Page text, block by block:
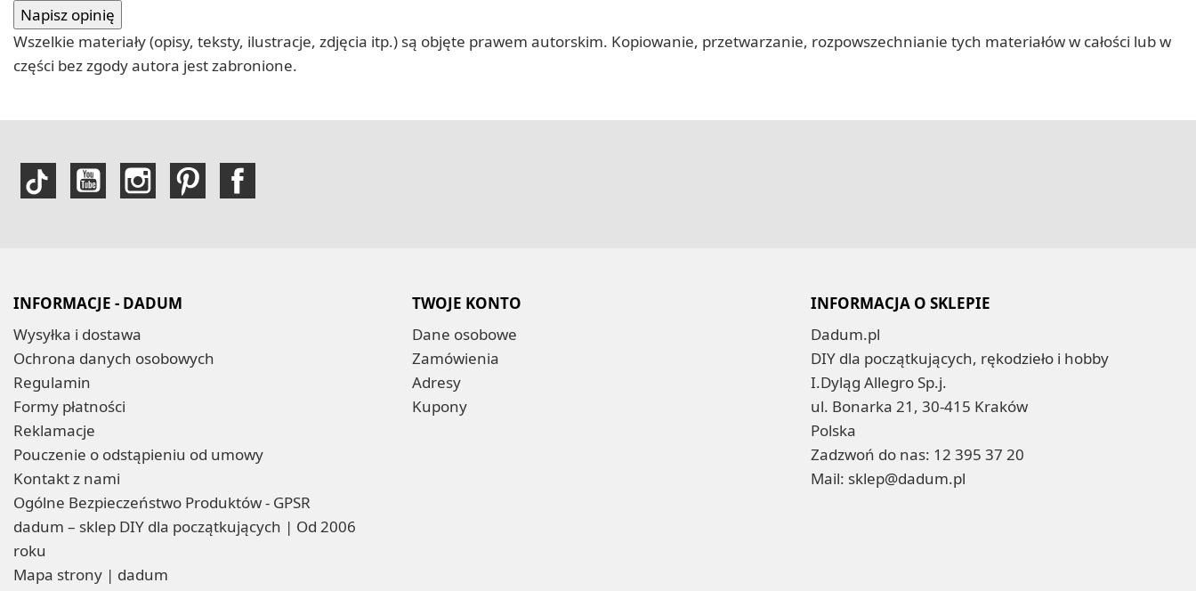
Wszelkie materiały (opisy, teksty, ilustracje, zdjęcia itp.) są objęte prawem autorskim. Kopiowanie, przetwarzanie, rozpowszechnianie tych materiałów w całości lub w
części bez zgody autora jest zabronione.
INFORMACJE - DADUM
Wysyłka i dostawa
Ochrona danych osobowych
Regulamin
Formy płatności
Reklamacje
Pouczenie o odstąpieniu od umowy
Kontakt z nami
Ogólne Bezpieczeństwo Produktów - GPSR
dadum – sklep DIY dla początkujących | Od 2006
roku
Mapa strony | dadum
TWOJE KONTO
Dane osobowe
Zamówienia
Adresy
Kupony
INFORMACJA O SKLEPIE
Dadum.pl
DIY dla początkujących, rękodzieło i hobby
I.Dyląg Allegro Sp.j.
ul. Bonarka 21, 30-415 Kraków
Polska
Zadzwoń do nas: 12 395 37 20
Mail: sklep@dadum.pl